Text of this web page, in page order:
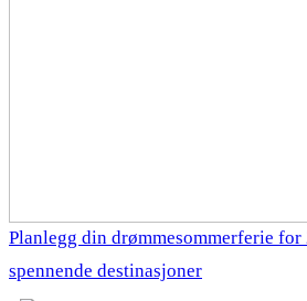
Planlegg din drømmesommerferie
spennende destinasjoner